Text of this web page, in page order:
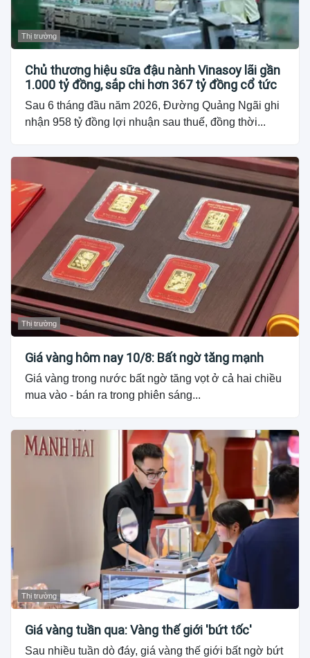
Thị trường
Chủ thương hiệu sữa đậu nành Vinasoy lãi gần
1.000 tỷ đồng, sắp chi hơn 367 tỷ đồng cổ tức
Sau 6 tháng đầu năm 2026, Đường Quảng Ngãi ghi
nhận 958 tỷ đồng lợi nhuận sau thuế, đồng thời...
Thị trường
Giá vàng hôm nay 10/8: Bất ngờ tăng mạnh
Giá vàng trong nước bất ngờ tăng vọt ở cả hai chiều
mua vào - bán ra trong phiên sáng...
Thị trường
Giá vàng tuần qua: Vàng thế giới 'bứt tốc'
Sau nhiều tuần dò đáy, giá vàng thế giới bất ngờ bứt